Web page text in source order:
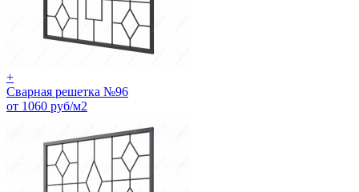
+
Сварная решетка №96
от 1060 руб/м2